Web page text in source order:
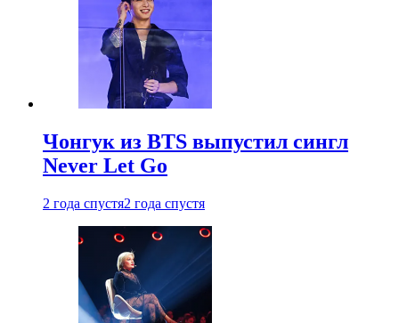
Чонгук из BTS выпустил сингл
Never Let Go
2 года спустя2 года спустя